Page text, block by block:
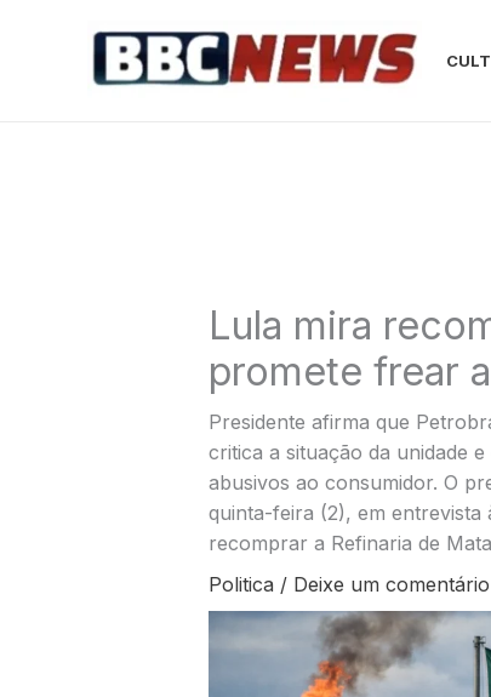
Lula mira
promete frear
Presidente afirma que
critica a situação da unidade
abusivos ao consumidor. O
quinta-feira (2), em entrevista
recomprar a Refinaria de
Politica / Deixe um comentário